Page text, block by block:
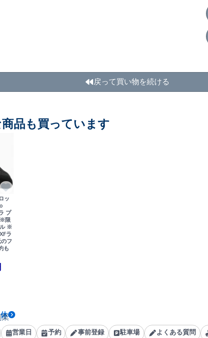
戻って買い物を続ける
品も買っています
ッ
プ
※限
ル ※
ラ
フ
も
業
営業日 予約 事前登録 駐車場 よくある質問